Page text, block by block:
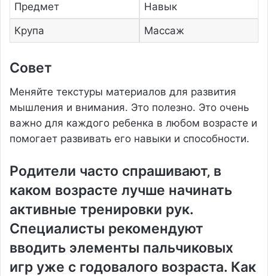
Предмет
Навык
Крупа
Массаж
Совет
Меняйте текстуры материалов для развития
мышления и внимания. Это полезно. Это очень
важно для каждого ребенка в любом возрасте и
помогает развивать его навыки и способности.
Родители часто спрашивают‚ в
каком возрасте лучше начинать
активные тренировки рук.
Специалисты рекомендуют
вводить элементы пальчиковых
игр уже с годовалого возраста. Как